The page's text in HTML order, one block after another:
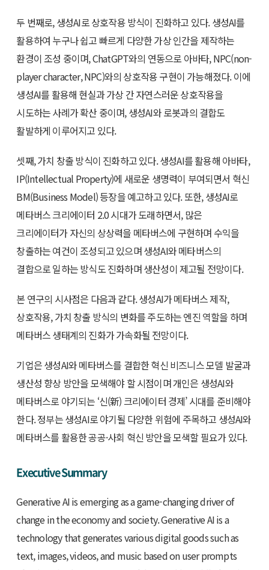
두 번째로, 생성AI로 상호작용 방식이 진화하고 있다. 생성AI를
활용하여 누구나 쉽고 빠르게 다양한 가상 인간을 제작하는
환경이 조성 중이며, ChatGPT와의 연동으로 아바타, NPC(non-
player character, NPC)와의 상호작용 구현이 가능해졌다. 이에
생성AI를 활용해 현실과 가상 간 자연스러운 상호작용을
시도하는 사례가 확산 중이며, 생성AI와 로봇과의 결합도
활발하게 이루어지고 있다.
셋째, 가치 창출 방식이 진화하고 있다. 생성AI를 활용해 아바타,
IP(Intellectual Property)에 새로운 생명력이 부여되면서 혁신
BM(Business Model) 등장을 예고하고 있다. 또한, 생성AI로
메타버스 크리에이터 2.0 시대가 도래하면서, 많은
크리에이터가 자신의 상상력을 메타버스에 구현하며 수익을
창출하는 여건이 조성되고 있으며 생성AI와 메타버스의
결합으로 일하는 방식도 진화하며 생산성이 제고될 전망이다.
본 연구의 시사점은 다음과 같다. 생성AI가 메타버스 제작,
상호작용, 가치 창출 방식의 변화를 주도하는 엔진 역할을 하며
메타버스 생태계의 진화가 가속화될 전망이다.
기업은 생성AI와 메타버스를 결합한 혁신 비즈니스 모델 발굴과
생산성 향상 방안을 모색해야 할 시점이며 개인은 생성AI와
메타버스로 야기되는 ‘신(新) 크리에이터 경제’ 시대를 준비해야
한다. 정부는 생성AI로 야기될 다양한 위험에 주목하고 생성AI와
메타버스를 활용한 공공·사회 혁신 방안을 모색할 필요가 있다.
Executive Summary
Generative AI is emerging as a game-changing driver of
change in the economy and society. Generative AI is a
technology that generates various digital goods such as
text, images, videos, and music based on user prompts